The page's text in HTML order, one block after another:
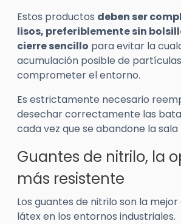
Estos productos deben ser
lisos, preferiblemente sin
cierre sencillo para evitar la
acumulación posible de
comprometer el entorno.
Es estrictamente necesario
desechar correctamente las
cada vez que se abandone la
Guantes de nitrilo, la
más resistente
Los guantes de nitrilo son la
látex en los entornos industriales.